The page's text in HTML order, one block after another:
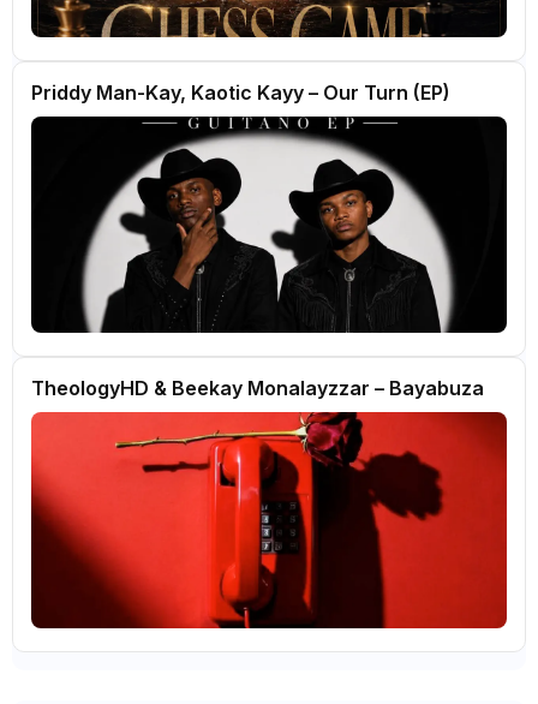
Priddy Man-Kay, Kaotic Kayy – Our Turn (EP)
TheologyHD & Beekay Monalayzzar – Bayabuza